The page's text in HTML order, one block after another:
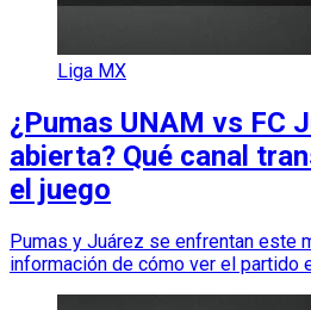
Liga MX
¿Pumas UNAM vs FC
abierta? Qué canal
el juego
Pumas y Juárez se enfrentan este
información de cómo ver el partido